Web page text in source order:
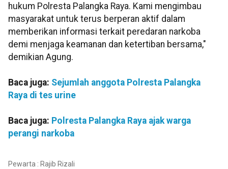
hukum Polresta Palangka Raya. Kami mengimbau
masyarakat untuk terus berperan aktif dalam
memberikan informasi terkait peredaran narkoba
demi menjaga keamanan dan ketertiban bersama,"
demikian Agung.
Baca juga: Sejumlah anggota Polresta Palangka
Raya di tes urine
Baca juga: Polresta Palangka Raya ajak warga
perangi narkoba
Pewarta : ​​​​​​​Rajib Rizali